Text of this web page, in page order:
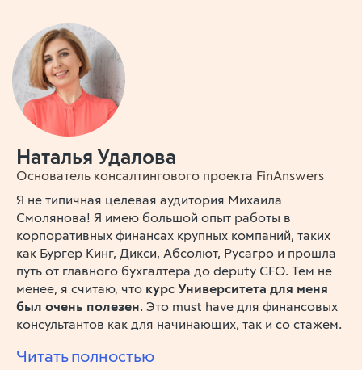
Наталья Удалова
Основатель консалтингового проекта FinAnswers
Я не типичная целевая аудитория Михаила
Смолянова! Я имею большой опыт работы в
корпоративных финансах крупных компаний, таких
как Бургер Кинг, Дикси, Абсолют, Русагро и прошла
путь от главного бухгалтера до deputy CFO. Тем не
менее, я считаю, что курс Университета для меня
был очень полезен. Это must have для финансовых
консультантов как для начинающих, так и со стажем.
Читать полностью